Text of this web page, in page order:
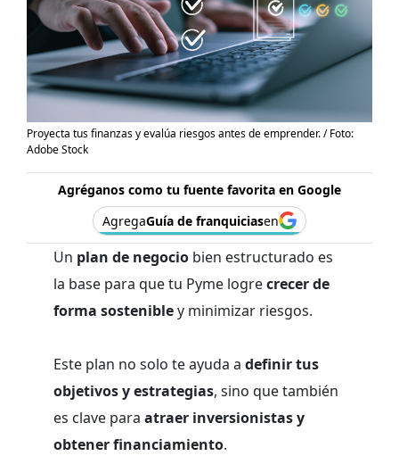
Proyecta tus finanzas y evalúa riesgos antes de emprender. / Foto:
Adobe Stock
Agréganos como tu fuente favorita en Google
AgregaGuía de franquiciasen
Un plan de negocio bien estructurado es
la base para que tu Pyme logrecrecer de
forma sostenibley minimizar riesgos.
Este plan no solo te ayuda a definir tus
objetivos y estrategias, sino que también
es clave para atraer inversionistas y
obtener financiamiento.